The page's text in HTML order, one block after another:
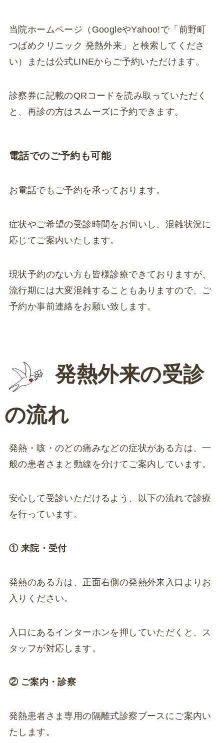
当院ホームページ（GoogleやYahoo!で「前野町
つばめクリニック 発熱外来」と検索してくださ
い）または公式LINEからご予約いただけます。
診察券に記載のQRコードを読み取っていただく
と、再診の方はスムーズに予約できます。
電話でのご予約も可能
お電話でもご予約を承っております。
症状やご希望の受診時間をお伺いし、混雑状況に
応じてご案内いたします。
現状予約のない方も皆様診療できておりますが、
流行期には大変混雑することもありますので、ご
予約か事前連絡をお願い致します。
発熱外来の受診
の流れ
発熱・咳・のどの痛みなどの症状がある方は、一
般の患者さまと動線を分けてご案内しています。
安心して受診いただけるよう、以下の流れで診療
を行っています。
① 来院・受付
発熱のある方は、正面右側の発熱外来入口よりお
入りください。
入口にあるインターホンを押していただくと、ス
タッフが対応します。
② ご案内・診察
発熱患者さま専用の隔離式診察ブースにご案内い
たします。